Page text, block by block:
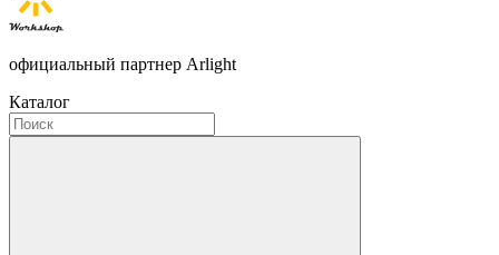
официальный партнер Arlight
Каталог